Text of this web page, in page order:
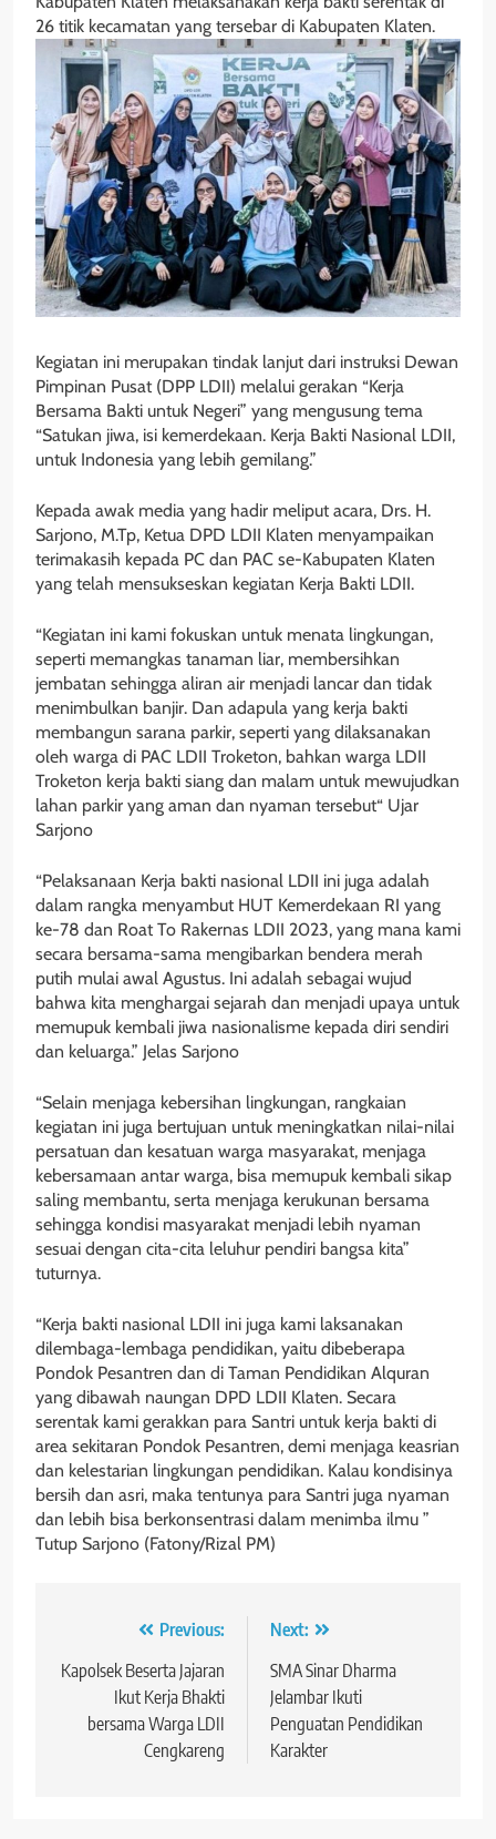
26 titik kecamatan yang tersebar di Kabupaten Klaten.
Kegiatan ini merupakan tindak lanjut dari instruksi Dewan
Pimpinan Pusat (DPP LDII) melalui gerakan “Kerja
Bersama Bakti untuk Negeri” yang mengusung tema
“Satukan jiwa, isi kemerdekaan. Kerja Bakti Nasional LDII,
untuk Indonesia yang lebih gemilang.”
Kepada awak media yang hadir meliput acara, Drs. H.
Sarjono, M.Tp, Ketua DPD LDII Klaten menyampaikan
terimakasih kepada PC dan PAC se-Kabupaten Klaten
yang telah mensukseskan kegiatan Kerja Bakti LDII.
“Kegiatan ini kami fokuskan untuk menata lingkungan,
seperti memangkas tanaman liar, membersihkan
jembatan sehingga aliran air menjadi lancar dan tidak
menimbulkan banjir. Dan adapula yang kerja bakti
membangun sarana parkir, seperti yang dilaksanakan
oleh warga di PAC LDII Troketon, bahkan warga LDII
Troketon kerja bakti siang dan malam untuk mewujudkan
lahan parkir yang aman dan nyaman tersebut“ Ujar
Sarjono
“Pelaksanaan Kerja bakti nasional LDII ini juga adalah
dalam rangka menyambut HUT Kemerdekaan RI yang
ke-78 dan Roat To Rakernas LDII 2023, yang mana kami
secara bersama-sama mengibarkan bendera merah
putih mulai awal Agustus. Ini adalah sebagai wujud
bahwa kita menghargai sejarah dan menjadi upaya untuk
memupuk kembali jiwa nasionalisme kepada diri sendiri
dan keluarga.” Jelas Sarjono
“Selain menjaga kebersihan lingkungan, rangkaian
kegiatan ini juga bertujuan untuk meningkatkan nilai-nilai
persatuan dan kesatuan warga masyarakat, menjaga
kebersamaan antar warga, bisa memupuk kembali sikap
saling membantu, serta menjaga kerukunan bersama
sehingga kondisi masyarakat menjadi lebih nyaman
sesuai dengan cita-cita leluhur pendiri bangsa kita”
tuturnya.
“Kerja bakti nasional LDII ini juga kami laksanakan
dilembaga-lembaga pendidikan, yaitu dibeberapa
Pondok Pesantren dan di Taman Pendidikan Alquran
yang dibawah naungan DPD LDII Klaten. Secara
serentak kami gerakkan para Santri untuk kerja bakti di
area sekitaran Pondok Pesantren, demi menjaga keasrian
dan kelestarian lingkungan pendidikan. Kalau kondisinya
bersih dan asri, maka tentunya para Santri juga nyaman
dan lebih bisa berkonsentrasi dalam menimba ilmu ”
Tutup Sarjono (Fatony/Rizal PM)
Navigasi
pos
Previous:
Kapolsek Beserta Jajaran
Ikut Kerja Bhakti
bersama Warga LDII
Cengkareng
Next:
SMA Sinar Dharma
Jelambar Ikuti
Penguatan Pendidikan
Karakter